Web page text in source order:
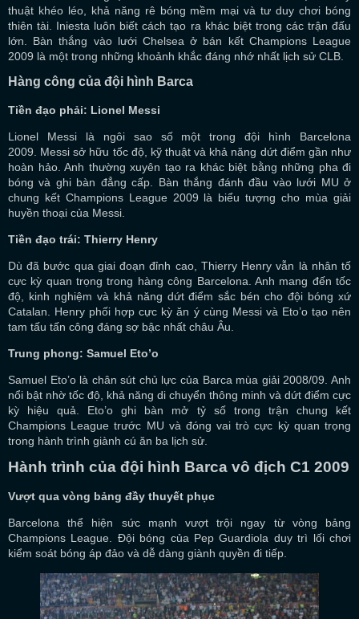
thuật khéo léo, khả năng rê bóng mềm mại và tư duy chơi bóng
thiên tài. Iniesta luôn biết cách tạo ra khác biệt trong các trận đấu
lớn. Bàn thắng vào lưới Chelsea ở bán kết Champions League
2009 là một trong những khoảnh khắc đáng nhớ nhất lịch sử CLB.
Hàng công của đội hình Barca
Tiền đạo phải: Lionel Messi
Lionel Messi là ngôi sao số một trong đội hình Barcelona
2009. Messi sở hữu tốc độ, kỹ thuật và khả năng dứt điểm gần như
hoàn hảo. Anh thường xuyên tạo ra khác biệt bằng những pha đi
bóng và ghi bàn đẳng cấp. Bàn thắng đánh đầu vào lưới MU ở
chung kết Champions League 2009 là biểu tượng cho mùa giải
huyền thoại của Messi.
Tiền đạo trái: Thierry Henry
Dù đã bước qua giai đoạn đỉnh cao, Thierry Henry vẫn là nhân tố
cực kỳ quan trọng trong hàng công Barcelona. Anh mang đến tốc
độ, kinh nghiệm và khả năng dứt điểm sắc bén cho đội bóng xứ
Catalan. Henry phối hợp cực kỳ ăn ý cùng Messi và Eto’o tạo nên
tam tấu tấn công đáng sợ bậc nhất châu Âu.
Trung phong: Samuel Eto’o
Samuel Eto’o là chân sút chủ lực của Barca mùa giải 2008/09. Anh
nổi bật nhờ tốc độ, khả năng di chuyển thông minh và dứt điểm cực
kỳ hiệu quả. Eto’o ghi bàn mở tỷ số trong trận chung kết
Champions League trước MU và đóng vai trò cực kỳ quan trọng
trong hành trình giành cú ăn ba lịch sử.
Hành trình của đội hình Barca vô địch C1 2009
Vượt qua vòng bảng đầy thuyết phục
Barcelona thể hiện sức mạnh vượt trội ngay từ vòng bảng
Champions League. Đội bóng của Pep Guardiola duy trì lối chơi
kiểm soát bóng áp đảo và dễ dàng giành quyền đi tiếp.